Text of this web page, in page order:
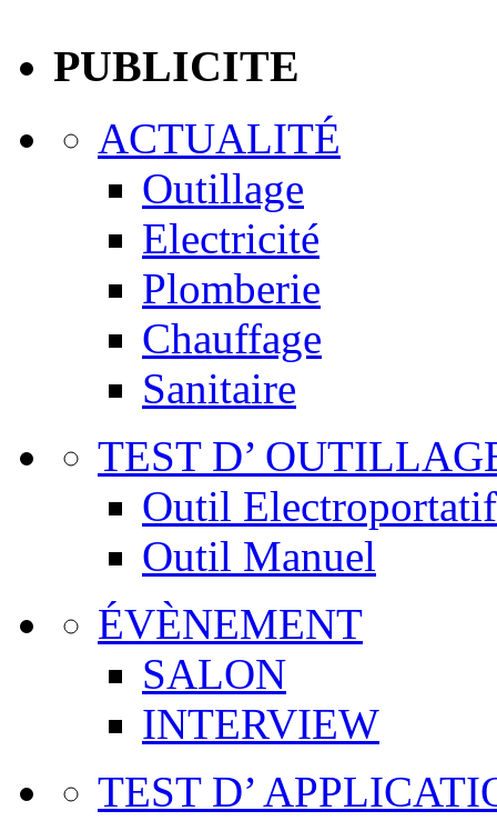
PUBLICITE
ACTUALITÉ
Outillage
Electricité
Plomberie
Chauffage
Sanitaire
TEST D’
Outil Electroportatif
Outil Manuel
ÉVÈNEMENT
SALON
INTERVIEW
TEST D’